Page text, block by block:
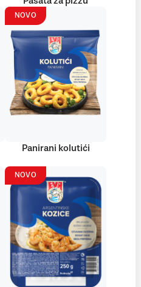
NOVO
Panirani kolutići
NOVO